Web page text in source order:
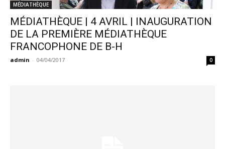
MÉDIATHÈQUE
MÉDIATHÈQUE | 4 AVRIL | INAUGURATION
DE LA PREMIÈRE MÉDIATHÈQUE
FRANCOPHONE DE B-H
admin - 04/04/2017 0